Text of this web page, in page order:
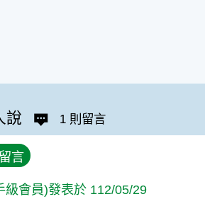
說 1 則留言
言
級會員)發表於 112/05/29